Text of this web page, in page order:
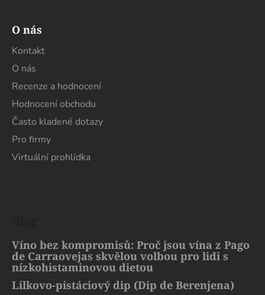
O nás
Kontakt
O nás
Recenze a hodnocení
Hodnocení obchodu
Často kladené dotazy
Pro firmy
Virtuální prohlídka
Víno bez kompromisů: Proč jsou vína z Pago
de Carraovejas skvělou volbou pro lidi s
nízkohistaminovou dietou
Lilkovo-pistáciový dip (Dip de Berenjena)